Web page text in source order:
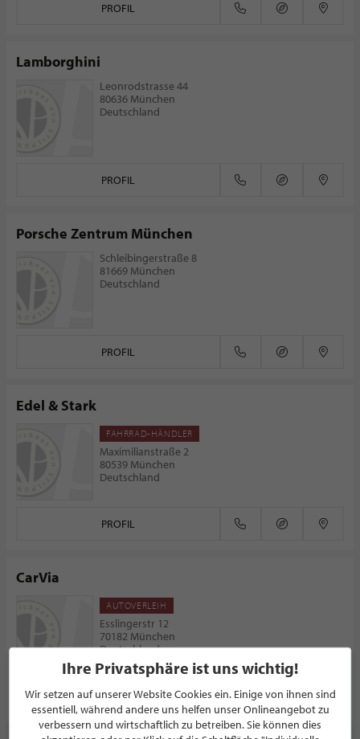
PROFIL
Lamborghini
Leonrodstrasse 44
80636 München
Deutschland
PROFIL
Porsche Zentrum München
Schleibingerstraße 8
81669 München
Deutschland
PROFIL
Edel & Stark
FAHRRAD-HÄNDLER
Maximilianstraße 2
80539 München
Deutschland
PROFIL
CarVia
AUTOVERLEIH
Esslingerstr 12
70182 München
Deutschland
PROFIL
Ihre Privatsphäre ist uns wichtig!
Wir setzen auf unserer Website Cookies ein. Einige von ihnen sind
essentiell, während andere uns helfen unser Onlineangebot zu
verbessern und wirtschaftlich zu betreiben. Sie können dies